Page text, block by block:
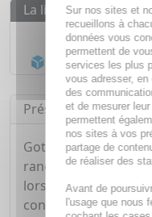
La livraison
Livraison
Présentation
Gotoob+ Tube de
rangement parfait
lorsque vous
contenant pour vos
Sur nos sites et
recueillons à
données vous
permettent de
services les plus
vous adresser, en
des
et de mesurer
permettent
nos sites à vos
partage de
de réaliser des
Avant de
l'usage que nous